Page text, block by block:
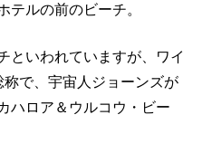
テルの前のビーチ。
といわれていますが、ワイ
で、宇宙人ジョーンズが
ハロア＆ウルコウ・ビー